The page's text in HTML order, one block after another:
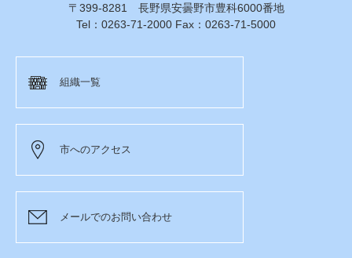
〒399-8281 長野県安曇野市豊科6000番地
Tel：0263-71-2000 Fax：0263-71-5000
組織一覧
市へのアクセス
メールでのお問い合わせ